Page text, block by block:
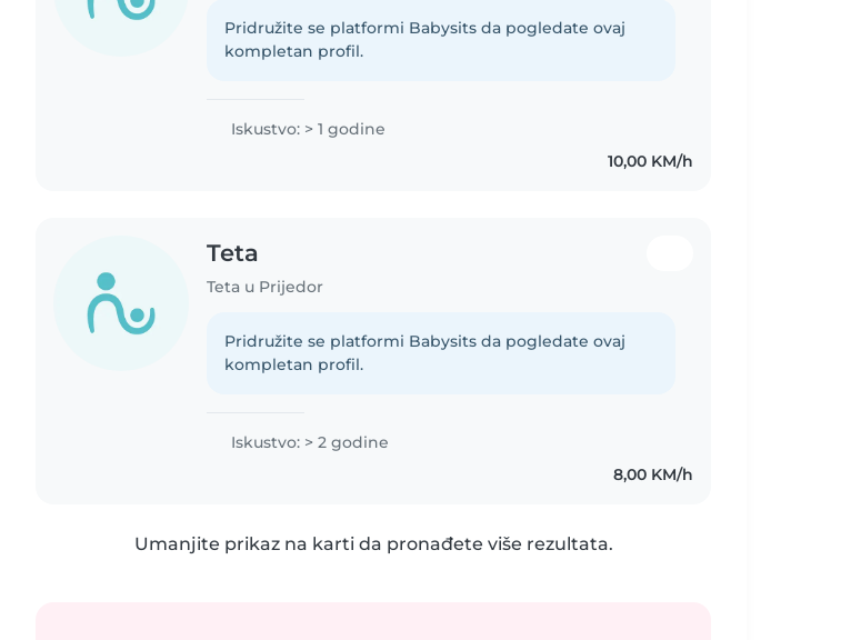
Pridružite se platformi Babysits da pogledate ovaj
kompletan profil.
Iskustvo: > 1 godine
10,00 KM/h
Teta
Teta u Prijedor
Pridružite se platformi Babysits da pogledate ovaj
kompletan profil.
Iskustvo: > 2 godine
8,00 KM/h
Umanjite prikaz na karti da pronađete više rezultata.